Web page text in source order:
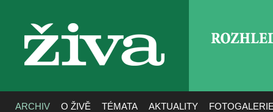
živa
ARCHIV O ŽIVĚ TÉMATA AKTUALITY